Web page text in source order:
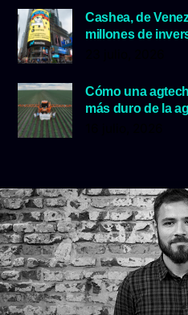
Cashea, de
millones de
Cómo una
más duro de la